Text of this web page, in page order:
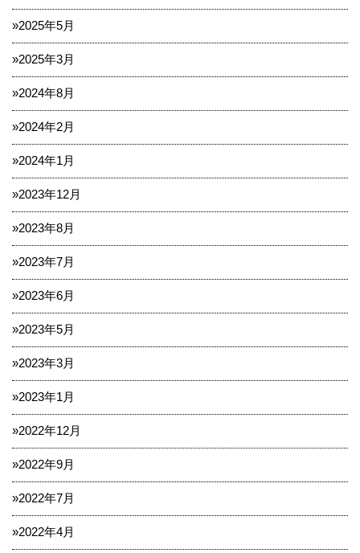
2025年5月
2025年3月
2024年8月
2024年2月
2024年1月
2023年12月
2023年8月
2023年7月
2023年6月
2023年5月
2023年3月
2023年1月
2022年12月
2022年9月
2022年7月
2022年4月